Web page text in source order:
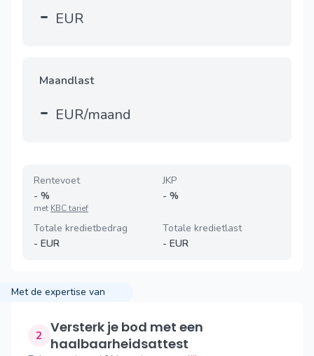
- EUR
Maandlast
- EUR/maand
Rentevoet
- %
met KBC tarief
JKP
- %
Totale kredietbedrag
- EUR
Totale kredietlast
- EUR
Met de expertise van
2 Versterk je bod met een
haalbaarheidsattest